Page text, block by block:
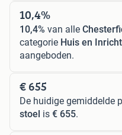
10,4%
10,4% van alle
categorie Huis en
aangeboden.
€ 655
De huidige gemiddelde
stoel is € 655.